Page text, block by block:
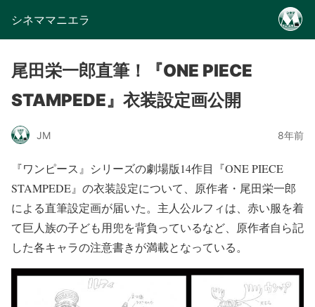
シネママニエラ
尾田栄一郎直筆！『ONE PIECE
STAMPEDE』衣装設定画公開
JM 8年前
『ワンピース』シリーズの劇場版14作目『ONE PIECE
STAMPEDE』の衣装設定について、原作者・尾田栄一郎
による直筆設定画が届いた。主人公ルフィは、赤い服を着
て巨人族の子ども用兜を背負っているなど、原作者自ら記
した各キャラの注意書きが満載となっている。